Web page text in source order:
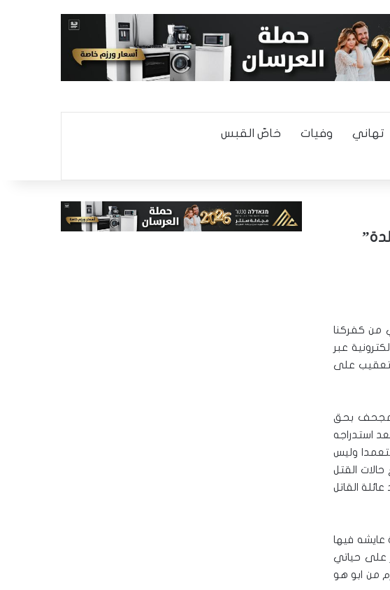
تهاني وفيات خاصّ القبس
من كفركنا
الالكترونية عبر
على
ومجحف بحق
استدراجه
وليس
القتل
القاتل
عايشه فيها
على حياتي
من ابو هو